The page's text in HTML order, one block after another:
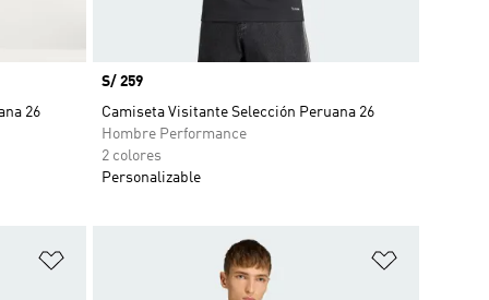
26
Precio
S/ 259
Camiseta Visitante Selección Peruana 26
Hombre Performance
2 colores
Personalizable
Añadir a la lista de deseos